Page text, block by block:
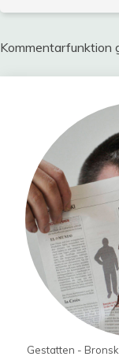
Kommentarfunktion
Gestatten -